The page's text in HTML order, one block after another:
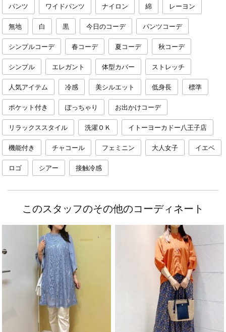
パンツ ワイドパンツ ナイロン 綿 レーヨン
無地 白 黒 今日のコーデ パンツコーデ
シンプルコーデ 春コーデ 夏コーデ 秋コーデ
シンプル エレガント 体型カバー ストレッチ
人気アイテム 冷感 美シルエット 低身長 標準
ポケット付き ぽっちゃり お出かけコーデ
リラックススタイル 洗濯ＯＫ イトーヨーカドー八王子店
機能付き チャコール フェミニン 大人女子 イエベ
ロゴ シアー 接触冷感
このスタッフのその他のコーディネート